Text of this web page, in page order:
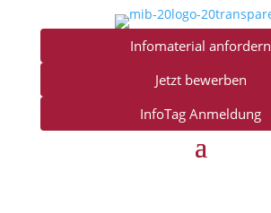
Infomaterial anfordern
Jetzt bewerben
InfoTag Anmeldung